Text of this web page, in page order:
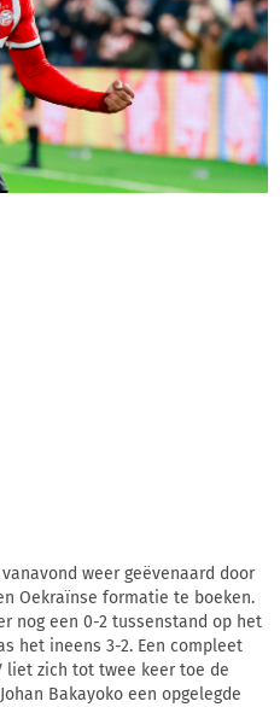
weer geëvenaard door
Oekraïnse formatie te boeken.
nog een 0-2 tussenstand op het
het ineens 3-2. Een compleet
liet zich tot twee keer toe de
Bakayoko een opgelegde